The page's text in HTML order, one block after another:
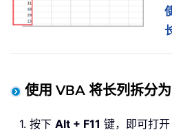
使用 VBA 将长列拆分
1. 按下 Alt + F11 键，即可打开